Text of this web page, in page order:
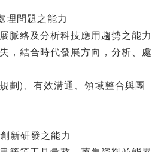
理問題之能力
脈絡及分析科技應用趨勢之能力
，結合時代發展方向，分析、處
劃)、有效溝通、領域整合與團
新研發之能力